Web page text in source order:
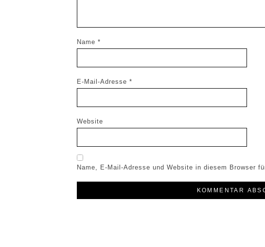
Name *
E-Mail-Adresse *
Website
Name, E-Mail-Adresse und Website in diesem Browser